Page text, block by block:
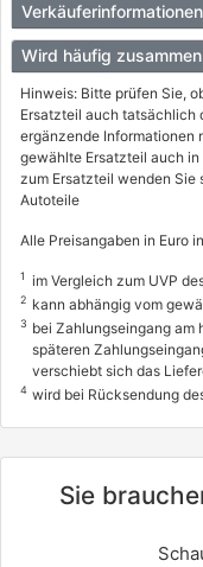
2.0
100 /
02/
OPEL
09/
OPEL
09/
Verkäuferinformationen
Wird häufig
Hinweis: Bitte prüfen Sie,
Ersatzteil auch tatsächlich
ergänzende Informationen
gewählte Ersatzteil auch
zum Ersatzteil wenden
Autoteile
Alle Preisangaben in Euro
1 im Vergleich zum UVP
2 kann abhängig vom
3 bei Zahlungseingang am
späteren
verschiebt sich das
4 wird bei Rücksendung
Sie